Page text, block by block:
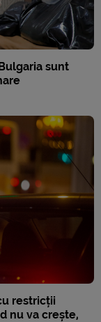
sunt
restricții
nu va crește,